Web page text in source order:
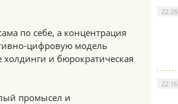
по себе, а концентрация
цифровую модель
и бюрократическая
промысел и
22:28
22:16